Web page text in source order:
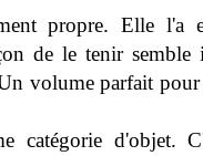
propre. Elle l'a
de le tenir semble
volume parfait pour
catégorie d'objet.